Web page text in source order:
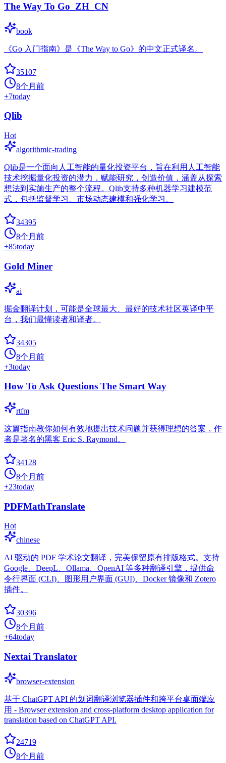
The Way To Go_ZH_CN
book
《Go 入门指南》是《The Way to Go》的中文正式译名。
35107
8个月前
+7today
Qlib
Hot
algorithmic-trading
Qlib是一个面向人工智能的量化投资平台，旨在利用人工智能
技术挖掘量化投资的潜力，赋能研究，创造价值，涵盖从探索
想法到实施生产的整个流程。Qlib支持多种机器学习建模范
式，包括监督学习、市场动态建模和强化学习。
34395
8个月前
+85today
Gold Miner
ai
掘金翻译计划，可能是全球最大、最好的技术社区英译中平
台，我们最懂读者和译者。
34305
8个月前
+3today
How To Ask Questions The Smart Way
rtfm
这篇指南教你如何有效地提出技术问题并获得理想的答案，作
者是著名的黑客 Eric S. Raymond。
34128
8个月前
+23today
PDFMathTranslate
Hot
chinese
AI 驱动的 PDF 学术论文翻译，完美保留原有排版格式。支持
Google、DeepL、Ollama、OpenAI 等多种翻译引擎，提供命
令行界面 (CLI)、图形用户界面 (GUI)、Docker 镜像和 Zotero
插件。
30396
8个月前
+64today
Nextai Translator
browser-extension
基于 ChatGPT API 的划词翻译浏览器插件和跨平台桌面端应
用 - Browser extension and cross-platform desktop application for
translation based on ChatGPT API.
24719
8个月前